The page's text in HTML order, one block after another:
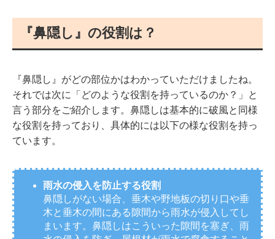
『鼻隠し』の役割は？
『鼻隠し』がどの部位かはわかっていただけましたね。
それでは次に「どのような役割を持っているのか？」と
言う部分をご紹介します。鼻隠しは基本的に破風と同様
な役割を持っており、具体的には以下の様な役割を持っ
ています。
雨水の侵入を防止する役割
鼻隠しがない場合、垂木や野地板の切り口や垂
木と垂木の間にある隙間から雨水が侵入してし
まいます。鼻隠しはこういった隙間を塞ぎ、雨